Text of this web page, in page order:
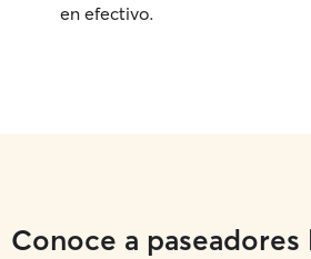
en efectivo.
Conoce a